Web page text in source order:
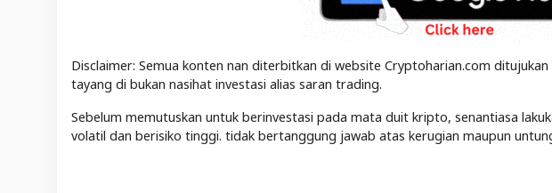
Disclaimer: Semua konten nan diterbitkan di website Cryptoharian.com
tayang di bukan nasihat investasi alias saran trading.
Sebelum memutuskan untuk berinvestasi pada mata duit kripto, senantiasa
volatil dan berisiko tinggi. tidak bertanggung jawab atas kerugian maupun